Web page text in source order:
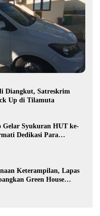
Diangkut, Satreskrim
Up di Tilamuta
Gelar Syukuran HUT ke-
Dedikasi Para
Keterampilan, Lapas
Green House